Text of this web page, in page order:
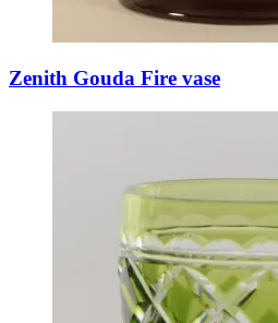
Zenith Gouda Fire vase